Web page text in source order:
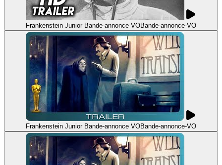
Frankenstein Junior Bande-annonce VOBande-annonce-VO
Frankenstein Junior Bande-annonce VOBande-annonce-VO